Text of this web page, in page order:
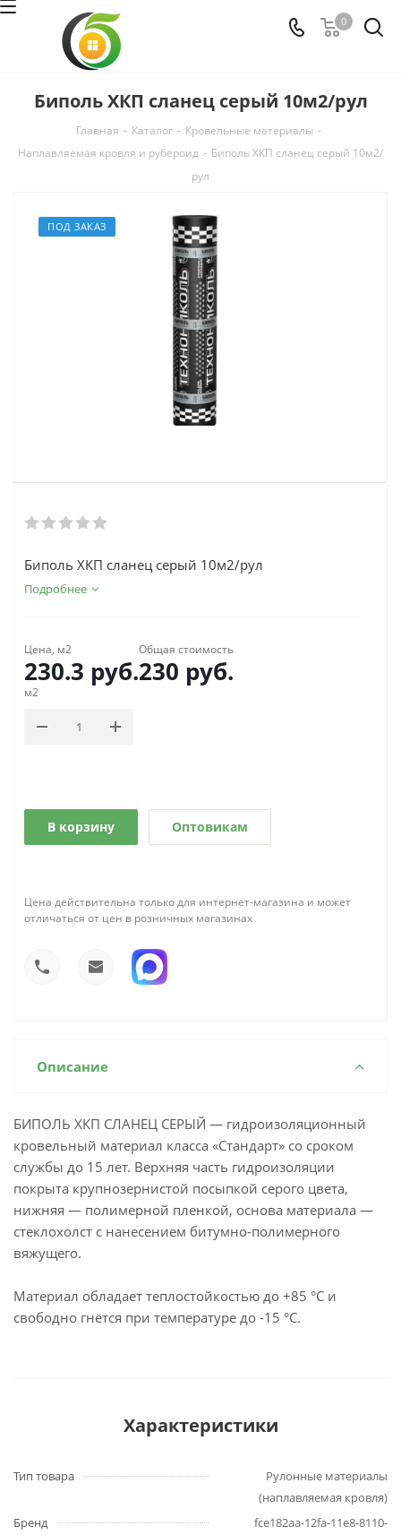
0
Биполь ХКП сланец серый 10м2/рул
Главная - Каталог - Кровельные материалы -
Наплавляемая кровля и рубероид - Биполь ХКП сланец серый 10м2/
рул
ПОД ЗАКАЗ
Биполь ХКП сланец серый 10м2/рул
Подробнее
Цена, м2
230.3 руб.
Общая стоимость
230 руб.
м2
В корзину Оптовикам
Цена действительна только для интернет-магазина и может
отличаться от цен в розничных магазинах
Описание
БИПОЛЬ ХКП СЛАНЕЦ СЕРЫЙ — гидроизоляционный
кровельный материал класса «Стандарт» со сроком
службы до 15 лет. Верхняя часть гидроизоляции
покрыта крупнозернистой посыпкой серого цвета,
нижняя — полимерной пленкой, основа материала —
стеклохолст с нанесением битумно-полимерного
вяжущего.
Материал обладает теплостойкостью до +85 °С и
свободно гнётся при температуре до -15 °С.
Характеристики
Тип товара
Рулонные материалы
(наплавляемая кровля)
Бренд
fce182aa-12fa-11e8-8110-